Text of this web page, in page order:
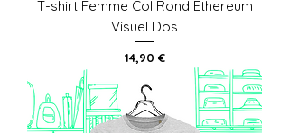
T-shirt Femme Col Rond Ethereum
Visuel Dos
Prix
14,90 €